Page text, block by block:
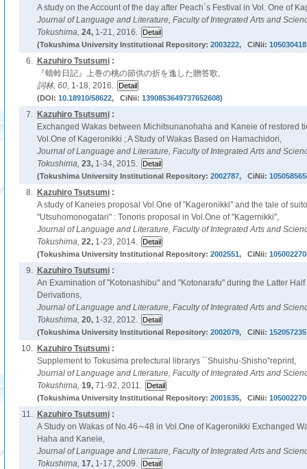
A study on the Account of the day after Peach`s Festival in Vol. One of
Journal of Language and Literature, Faculty of Integrated Arts and
Tokushima, 24, 1-21, 2016.
(Tokushima University Institutional Repository: 2003222, CiNii:
6. Kazuhiro Tsutsumi:
『蜻蛉日記』上巻の桃の節供の折を逸した贈答歌,
詞林, 60, 1-18, 2016.
(DOI: 10.18910/58622, CiNii: 1390853649737652608)
7. Kazuhiro Tsutsumi:
Exchanged Wakas between Michitsunanohaha and Kaneie of restored
Vol.One of Kageronikki ; A Study of Wakas Based on Hamachidori,
Journal of Language and Literature, Faculty of Integrated Arts and
Tokushima, 23, 1-34, 2015.
(Tokushima University Institutional Repository: 2002787, CiNii:
8. Kazuhiro Tsutsumi:
A study of Kaneies proposal Vol.One of "Kageronikki" and the tale of
"Utsuhomonogatari" : Tonoris proposal in Vol.One of "Kagernikki",
Journal of Language and Literature, Faculty of Integrated Arts and
Tokushima, 22, 1-23, 2014.
(Tokushima University Institutional Repository: 2002551, CiNii:
9. Kazuhiro Tsutsumi:
An Examination of "Kotonashibu" and "Kotonarafu" during the Latter
Derivations,
Journal of Language and Literature, Faculty of Integrated Arts and
Tokushima, 20, 1-32, 2012.
(Tokushima University Institutional Repository: 2002079, CiNii:
10. Kazuhiro Tsutsumi:
Supplement to Tokusima prefectural librarys ``Shuishu-Shisho''reprint,
Journal of Language and Literature, Faculty of Integrated Arts and
Tokushima, 19, 71-92, 2011.
(Tokushima University Institutional Repository: 2001635, CiNii:
11. Kazuhiro Tsutsumi:
A Study on Wakas of No.46∼48 in Vol.One of Kageronikki Exchanged
Haha and Kaneie,
Journal of Language and Literature, Faculty of Integrated Arts and
Tokushima, 17, 1-17, 2009.